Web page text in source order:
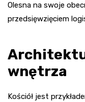
Olesna na swoje
przedsięwzięciem
wnętrza
Kościół jest